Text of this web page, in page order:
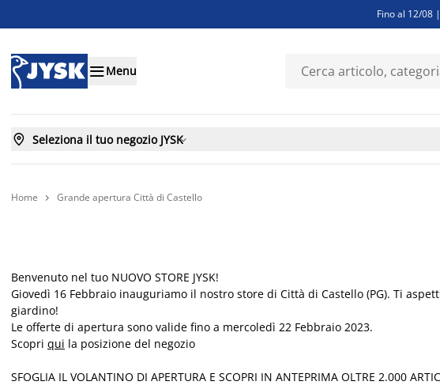
Fino al 12/08
Menu
 Seleziona il tuo negozio JYSK
Home  Grande apertura Città di Castello
Benvenuto nel tuo NUOVO STORE JYSK!
Giovedì 16 Febbraio inauguriamo il nostro store di Città di Castello (PG). Ti
giardino!
Le offerte di apertura sono valide fino a mercoledì 22 Febbraio 2023.
Scopri qui la posizione del negozio
SFOGLIA IL VOLANTINO DI APERTURA E SCOPRI IN ANTEPRIMA OLTRE 2.000